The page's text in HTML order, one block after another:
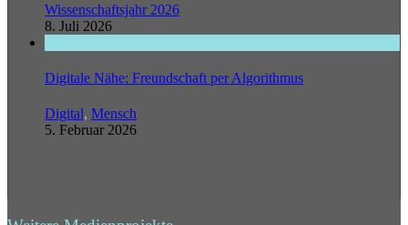
Wissenschaftsjahr 2026
8. Juli 2026
Digitale Nähe: Freundschaft per Algorithmus
Digital, Mensch
5. Februar 2026